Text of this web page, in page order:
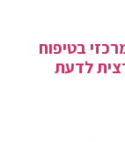
בטיפוח
לדעת